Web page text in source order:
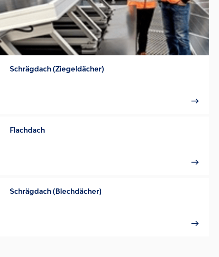
Schrägdach (Ziegeldächer)
Flachdach
Schrägdach (Blechdächer)